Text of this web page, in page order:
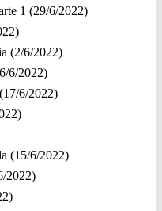
1 (29/6/2022)
(2/6/2022)
6/2022)
6/2022)
(15/6/2022)
2022)